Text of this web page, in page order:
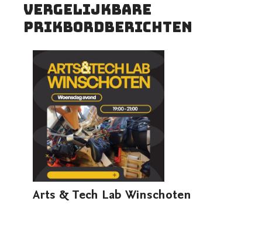
Vergelijkbare
prikbordberichten
Arts & Tech Lab Winschoten